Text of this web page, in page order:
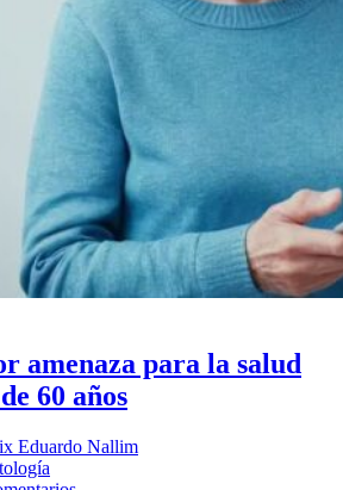
amenaza para la salud
60 años
Eduardo Nallim